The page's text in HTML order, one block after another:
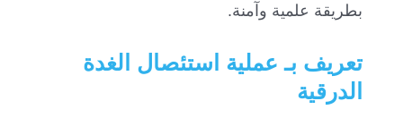
بطريقة علمية وآمنة.
تعريف بـ عملية استئصال الغدة
الدرقية